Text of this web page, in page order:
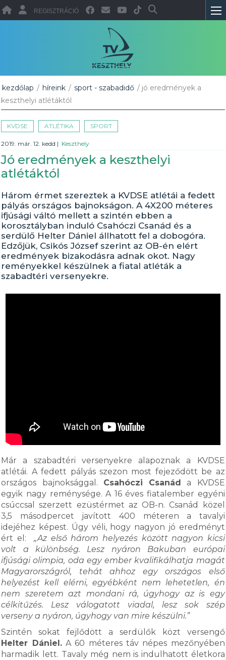
REGISZTRÁCIÓ
kezdőlap / híreink / sport - szabadidő / jó eredmények a
keszthelyi atlétáktól
KVDSE ATLÉTIKA SPORT
2019. már. 12. kedd | Keszthely
Jó eredmények a keszthelyi
atlétáktól
Három érmet szereztek a KVDSE atlétái a fedett
pályás országos bajnokságon. A 4X200 méteres
ifjúsági váltó mellett a szintén ebben a
korosztályban induló Csahóczi Csanád és a
serdülő Helter Dániel állhatott fel a dobogóra.
Edzőjük, Csikós József szerint az OB-én elért
eredmények bizakodásra adnak okot. Nagy
reményekkel készülnek a fiatal atléták a
szabadtéri versenyekre.
Már a szabadtéri versenyekre alapoznak a KVDSE
atlétái. A fedett pályás szezon most fejeződött be az
országos bajnoksággal. Csahóczi Csanád a KVDSE
egyik nagy reménysége. A 16 éves fiatalember egyéni
csúccsal szerzett ezüstérmet az OB-n. Csanád közel
3,5 másodpercet javított 400 méteren a tavalyi
idejéhez képest. Úgy véli, hogy nagyon jó eredményt
ért el:„Az első három helyezés között nagyon kicsi
volt a különbség. Lesz nyáron Bakuban európai
ifjúsági olimpia, oda egy ember kvalifikálhatja magát
Magyarországról, tehát ahhoz egy országos első
helyezést kell elérni, egyébként nem lehetetlen, én
nem szeretem azt mondani rá, úgyhogy az is egy
célkitűzés. Lesz válogatott viadal, lesz sok szép
verseny a nyáron, úgyhogy van mire készülni.”
Szintén sokat fejlődött a serdülők közt versengő
Helter Dániel.A 60 méteres táv népes mezőnyében
harmadik lett. Tavaly még nem is indulhatott életkora